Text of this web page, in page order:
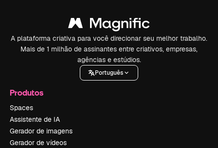
A plataforma criativa para você direcionar seu melhor trabalho.
Mais de 1 milhão de assinantes entre criativos, empresas,
agências e estúdios.
Português
Produtos
Spaces
Assistente de IA
Gerador de imagens
Gerador de vídeos